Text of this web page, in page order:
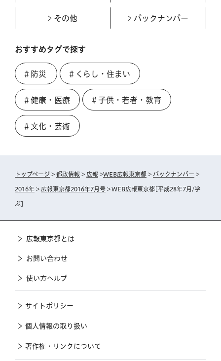
その他 バックナンバー
おすすめタグで探す
＃防災 ＃くらし・住まい
＃健康・医療 ＃子供・若者・教育
＃文化・芸術
トップページ > 都政情報 > 広報 >WEB広報東京都 > バックナンバー >
2016年 > 広報東京都2016年7月号 > WEB広報東京都[平成28年7月/学
ぶ]
広報東京都とは
お問い合わせ
使い方ヘルプ
サイトポリシー
個人情報の取り扱い
著作権・リンクについて